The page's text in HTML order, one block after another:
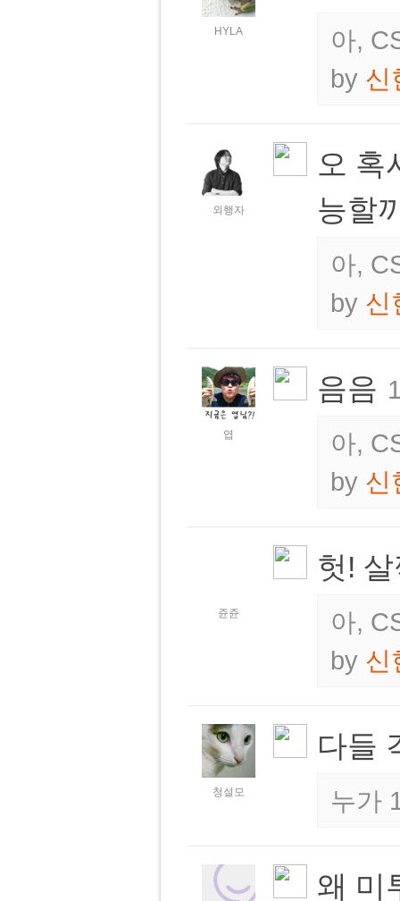
HYLA
아,
by 신
외행자
오 혹
능할
아,
by 신
엽
음음
아,
by 신
쥰쥰
헛!
아,
by 신
청설모
다들
누가
왜 미